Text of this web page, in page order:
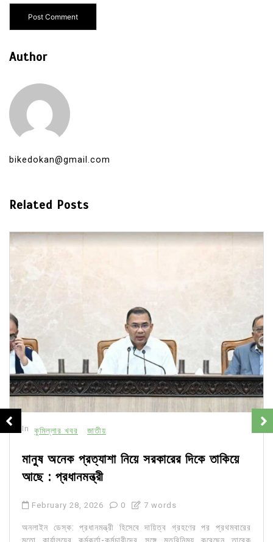
Author
bikedokan@gmail.com
Related Posts
In কুমিল্লার খবর জাতীয়
মানুষ অনেক প্রত্যাশা নিয়ে সরকারের দিকে তাকিয়ে
আছে : প্রধানমন্ত্রী
February 28, 2026 0 7 words
অনলাইন ডেস্ক: প্রধানমন্ত্রী হিসেবে দায়িত্ব গ্রহণের পর প্রথমবারের